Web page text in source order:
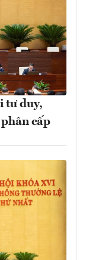
tư duy,
cấp